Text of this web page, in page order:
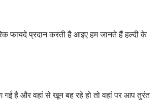
फायदे प्रदान करती है आइए हम जानते हैं हल्दी के
है और वहां से खून बह रहे हो तो वहां पर आप तुरंत